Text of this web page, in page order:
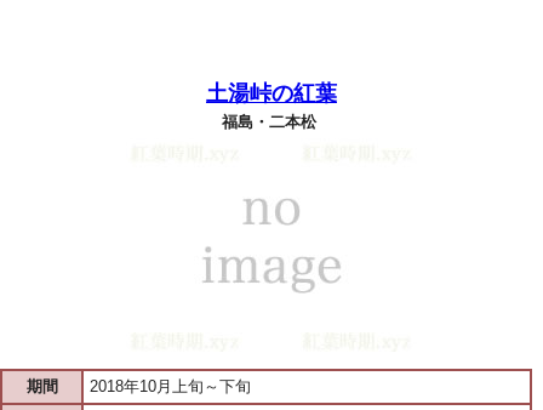
土湯峠の紅葉
福島・二本松
期間 2018年10月上旬～下旬